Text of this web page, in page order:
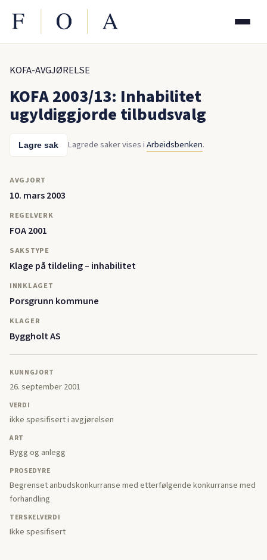
KOFA-AVGJØRELSE
KOFA 2003/13: Inhabilitet
ugyldiggjorde tilbudsvalg
Lagre sak Lagrede saker vises iArbeidsbenken.
AVGJORT
10. mars 2003
REGELVERK
FOA 2001
SAKSTYPE
Klage på tildeling – inhabilitet
INNKLAGET
Porsgrunn kommune
KLAGER
Byggholt AS
KUNNGJORT
26. september 2001
VERDI
ikke spesifisert i avgjørelsen
ART
Bygg og anlegg
PROSEDYRE
Begrenset anbudskonkurranse med etterfølgende konkurranse med
forhandling
TERSKELVERDI
Ikke spesifisert